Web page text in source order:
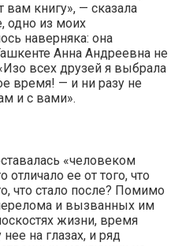
книгу», — сказала
одно из моих
наверняка: она
Анна Андреевна не
всех друзей я выбрала
время! — и ни разу не
и с вами».
«человеком
отличало ее от того, что
что стало после? Помимо
и вызванных им
жизни, время
на глазах, и ряд